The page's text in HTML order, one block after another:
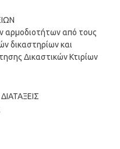
αρμοδιοτήτων από τους
δικαστηρίων και
Δικαστικών Κτιρίων